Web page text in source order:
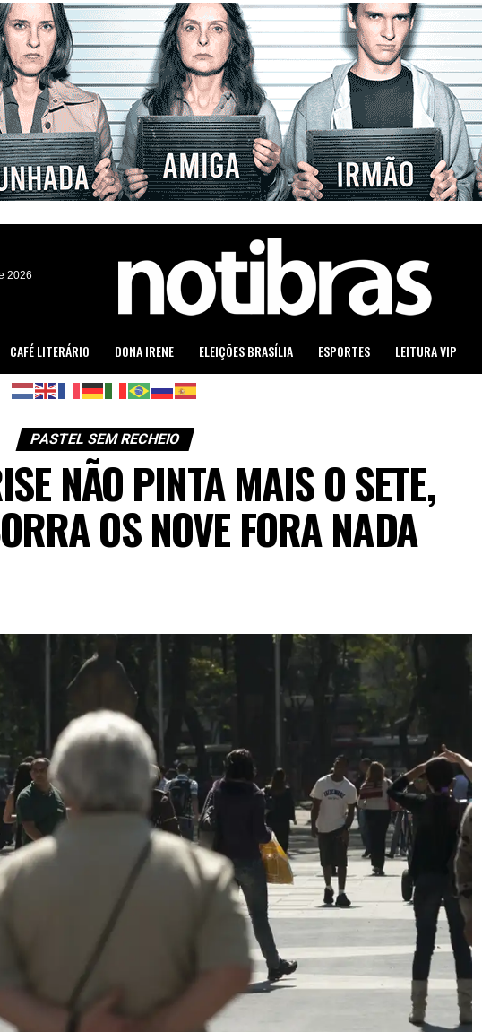
2026
CAFÉ LITERÁRIO DONA IRENE ELEIÇÕES BRASÍLIA ESPORTES LEITURA VIP
PASTEL SEM RECHEIO
NÃO PINTA MAIS O SETE,
OS NOVE FORA NADA